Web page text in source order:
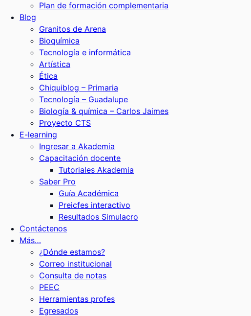
Plan de formación complementaria
Blog
Granitos de Arena
Bioquímica
Tecnología e informática
Artística
Ética
Chiquiblog – Primaria
Tecnología – Guadalupe
Biología & química – Carlos Jaimes
Proyecto CTS
E-learning
Ingresar a Akademia
Capacitación docente
Tutoriales Akademia
Saber Pro
Guía Académica
Preicfes interactivo
Resultados Simulacro
Contáctenos
Más…
¿Dónde estamos?
Correo institucional
Consulta de notas
PEEC
Herramientas profes
Egresados